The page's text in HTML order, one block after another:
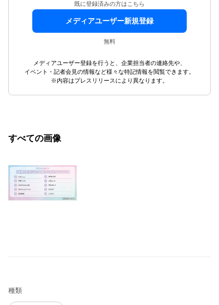
既に登録済みの方はこちら
メディアユーザー新規登録
無料
メディアユーザー登録を行うと、企業担当者の連絡先や、
イベント・記者会見の情報など様々な特記情報を閲覧できます。
※内容はプレスリリースにより異なります。
すべての画像
種類